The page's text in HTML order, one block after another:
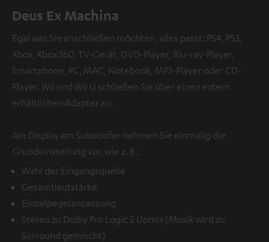
Deus Ex Machina
Egal was Sie anschließen möchten, alles passt: PS4, PS3,
Xbox, Xbox 360, TV-Gerät, DVD-Player, Blu-ray-Player,
Smartphone, PC, MAC, Notebook, MP3-Player oder CD-
Player. Wii und Wii U schließen Sie über einen extern
erhältlichen Adapter an.
Am Display am Subwoofer nehmen Sie einmalig die
Grundeinstellung vor, wie z. B.:
Wahl der Eingangsquelle
Gesamtlautstärke
Einzelpegelanpassung
Stereo zu Dolby Pro Logic 2 Upmix (Musik wird zu
Surround gemischt)